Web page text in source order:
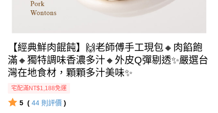
【經典鮮肉餛飩】🙌老師傅手工現包🔸肉餡飽
滿🔸獨特調味香濃多汁🔸外皮Q彈剔透✨嚴選台
灣在地食材，顆顆多汁美味✨
宅配滿NT$1,188免運
5 ( 44 則評價 )